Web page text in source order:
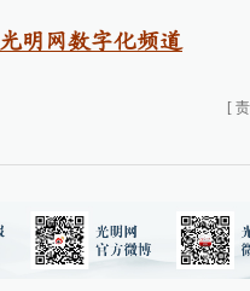
光明网数字化频道
[